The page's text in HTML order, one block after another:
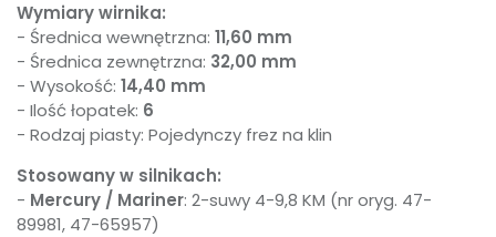
Wymiary wirnika:
- Średnica wewnętrzna: 11,60 mm
- Średnica zewnętrzna: 32,00 mm
- Wysokość: 14,40 mm
- Ilość łopatek: 6
- Rodzaj piasty: Pojedynczy frez na klin
Stosowany w silnikach:
- Mercury / Mariner: 2-suwy 4-9,8 KM (nr oryg. 47-
89981, 47-65957)